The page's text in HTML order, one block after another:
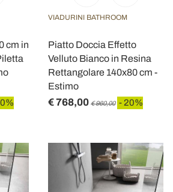
cm in
VIADURINI BATHROOM
Piatto Doccia Effetto
Velluto Bianco in Resina
Rettangolare 140x80 cm -
Estimo
€ 768,00 € 960,00 - 20%